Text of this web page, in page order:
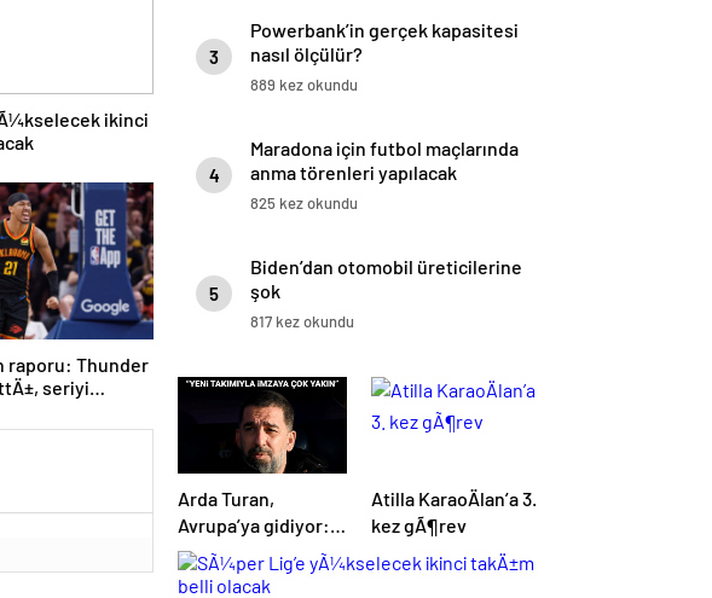
ikinci
raporu: Thunder
seriyi
3
Powerbank’in gerçek kapasitesi
nasıl ölçülür?
889 kez okundu
4
Maradona için futbol maçlarında
anma törenleri yapılacak
825 kez okundu
5
Biden’dan otomobil üreticilerine
şok
817 kez okundu
Arda Turan,
Avrupa’ya gidiyor:
BÃ¼yÃ¼k
Ã¶lÃ§Ã¼de
Atilla KaraoÄlan’a 3.
kez gÃ¶rev